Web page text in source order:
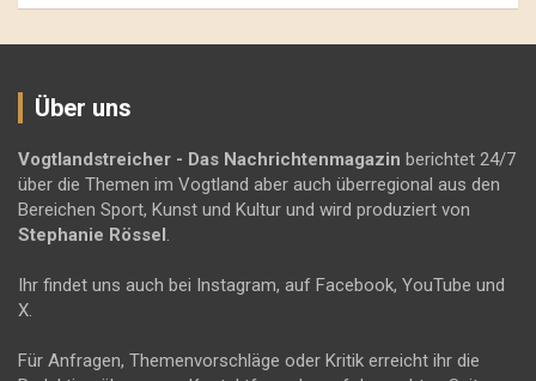
Über uns
Vogtlandstreicher - Das Nachrichtenmagazin berichtet 24/7
über die Themen im Vogtland aber auch überregional aus den
Bereichen Sport, Kunst und Kultur und wird produziert von
Stephanie Rössel.
Ihr findet uns auch bei Instagram, auf Facebook, YouTube und
X.
Für Anfragen, Themenvorschläge oder Kritik erreicht ihr die